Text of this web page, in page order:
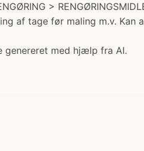
>
af tage før maling m.v. Kan
genereret med hjælp fra AI.